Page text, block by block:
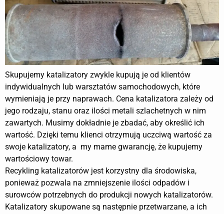
Skupujemy katalizatory zwykle kupują je od klientów
indywidualnych lub warsztatów samochodowych, które
wymieniają je przy naprawach. Cena katalizatora zależy od
jego rodzaju, stanu oraz ilości metali szlachetnych w nim
zawartych. Musimy dokładnie je zbadać, aby określić ich
wartość. Dzięki temu klienci otrzymują uczciwą wartość za
swoje katalizatory, a my mame gwarancję, że kupujemy
wartościowy towar.
Recykling katalizatorów jest korzystny dla środowiska,
ponieważ pozwala na zmniejszenie ilości odpadów i
surowców potrzebnych do produkcji nowych katalizatorów.
Katalizatory skupowane są następnie przetwarzane, a ich